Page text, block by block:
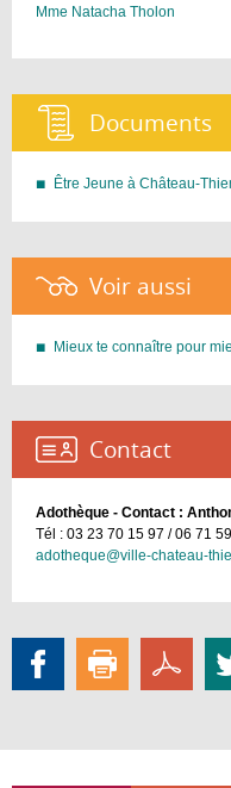
Mme Natacha Tholon
Documents :
Être Jeune à Château-
Voir aussi :
Mieux te connaître pour
Contact :
Adothèque - Contact :
Tél : 03 23 70 15 97 / 06 71
adotheque@ville-chateau-